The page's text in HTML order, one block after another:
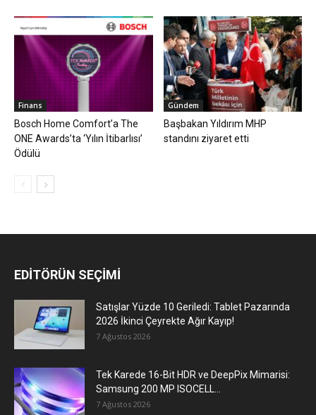
Finans
Bosch Home Comfort’a The
ONE Awards’ta ‘Yılın İtibarlısı’
Ödülü
Gündem
Başbakan Yıldırım MHP
standını ziyaret etti
EDİTÖRÜN SEÇİMİ
Satışlar Yüzde 10 Geriledi: Tablet Pazarında
2026 İkinci Çeyrekte Ağır Kayıp!
7 Ağustos 2026
Tek Karede 16-Bit HDR ve DeepPix Mimarisi:
Samsung 200 MP ISOCELL...
7 Ağustos 2026